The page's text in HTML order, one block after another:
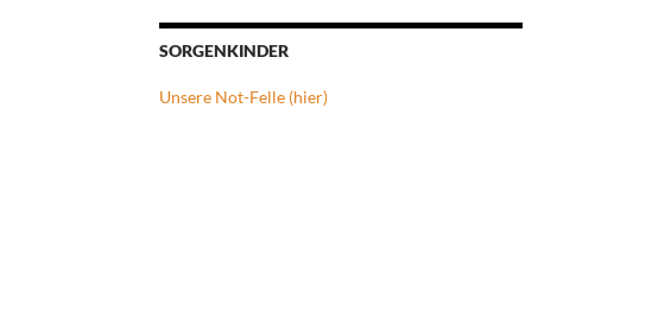
SORGENKINDER
Unsere Not-Felle (hier)